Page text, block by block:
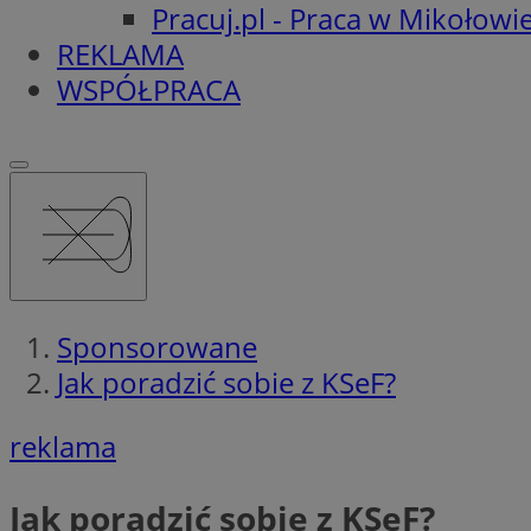
Pracuj.pl - Praca w
REKLAMA
WSPÓŁPRACA
Sponsorowane
Jak poradzić sobie z KSeF?
reklama
Jak poradzić sobie z KSeF?